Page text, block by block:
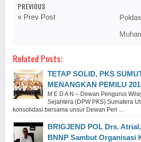
PREVIOUS
« Prev Post
Related Posts:
TETAP SOLID, PKS
MENANGKAN PEMILU
M E D A N – Dewan Pengurus
Sejahtera (DPW PKS) Sumatera
konsolidasi bersama unsur Dewan Pen ...
BRIGJEND POL Drs.
BNNP Sambut Organisasi